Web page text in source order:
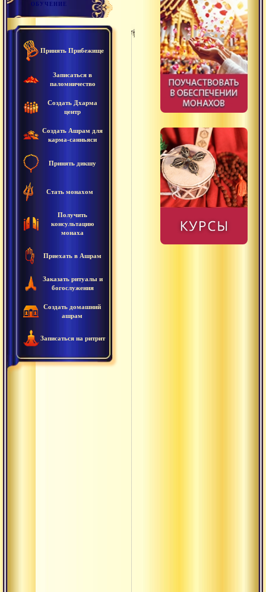
ОБУЧЕНИЕ
Принять Прибежище
Записаться в
паломничество
Создать Дхарма
центр
Создать Ашрам для
карма-санньяси
Принять дикшу
Стать монахом
Получить
консультацию
монаха
Приехать в Ашрам
Заказать ритуалы и
богослужения
Создать домашний
ашрам
Записаться на ритрит
Untitled
Сура
Абхута
Аджняна
Адришта
Адхара
Адхарма
Акала